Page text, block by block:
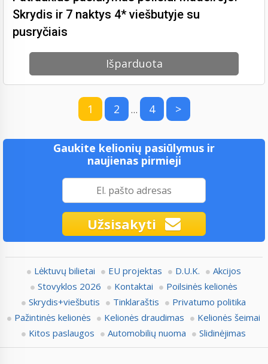
Skrydis ir 7 naktys 4* viešbutyje su
pusryčiais
Išparduota
1 2 … 4 >
Gaukite kelionių pasiūlymus ir
naujienas pirmieji
Užsisakyti
Lėktuvų bilietai EU projektas D.U.K.
Akcijos
Stovyklos 2026
Kontaktai
Poilsinės kelionės
Skrydis+viešbutis
Tinklaraštis
Privatumo politika
Pažintinės kelionės
Kelionės draudimas
Kelionės šeimai
Kitos paslaugos
Automobilių nuoma Slidinėjimas